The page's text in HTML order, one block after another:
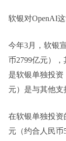
软银对OpenAI
今年3月，软银
币2799亿元），
是软银单独投资
元）是与其他支
在软银单独投资
元（约合人民币